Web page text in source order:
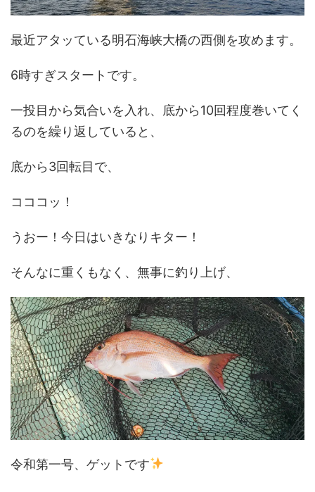
最近アタッている明石海峡大橋の西側を攻めます。
6時すぎスタートです。
一投目から気合いを入れ、底から10回程度巻いてく
るのを繰り返していると、
底から3回転目で、
コココッ！
うおー！今日はいきなりキター！
そんなに重くもなく、無事に釣り上げ、
令和第一号、ゲットです